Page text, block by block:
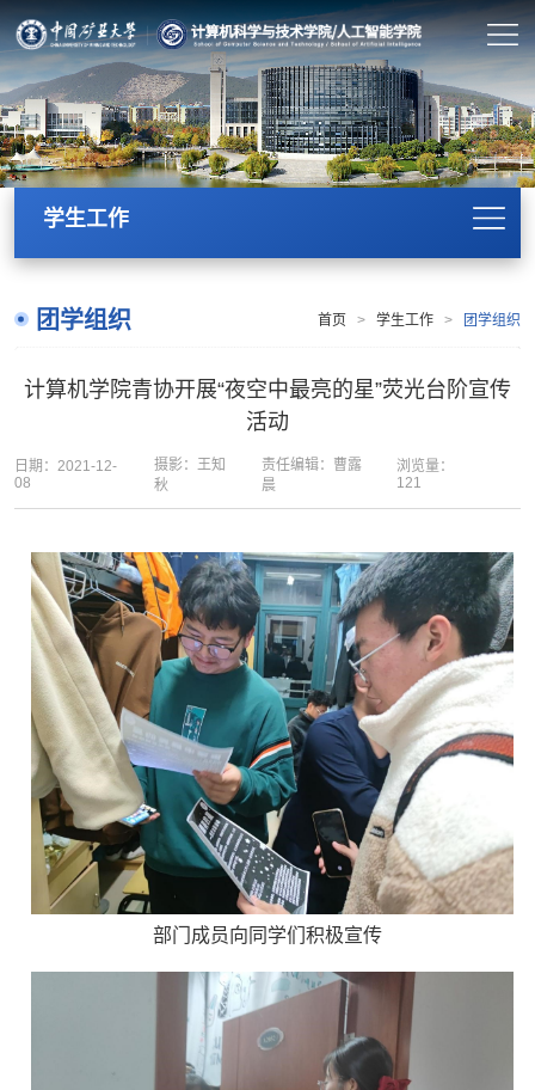
学生工作
团学组织 首页 > 学生工作 > 团学组织
计算机学院青协开展“夜空中最亮的星”荧光台阶宣传
活动
日期：2021-12-
08
摄影：王知
秋
责任编辑：曹露
晨
浏览量：
121
部门成员向同学们积极宣传